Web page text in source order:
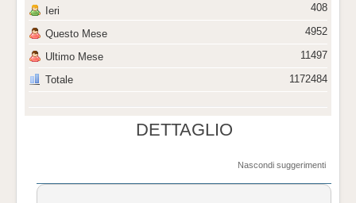
Ieri
Questo Mese
Ultimo Mese
Totale
408
4952
11497
1172484
DETTAGLIO
Nascondi suggerimenti